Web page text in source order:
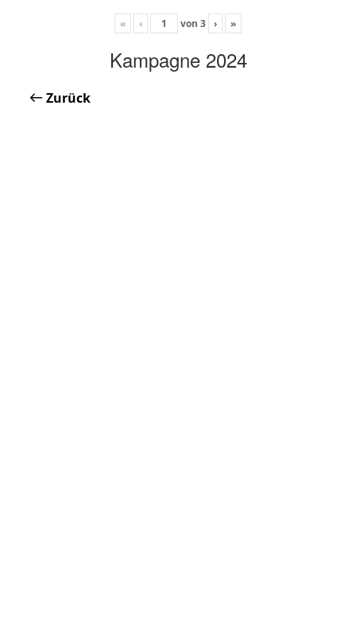
« ‹ von 3 › »
Kampagne 2024
Zurück